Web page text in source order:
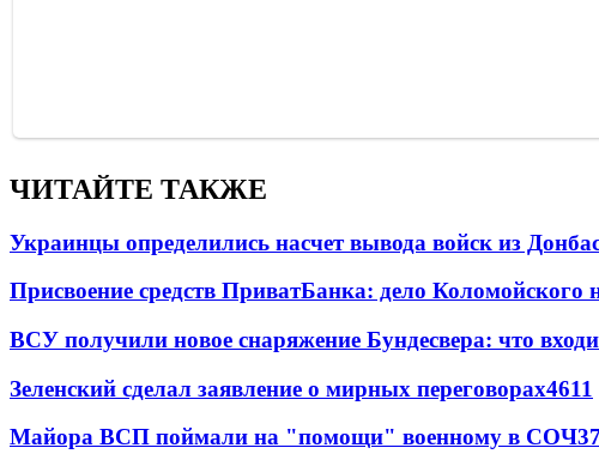
ЧИТАЙТЕ ТАКЖЕ
Украинцы определились насчет вывода войск из
Присвоение средств ПриватБанка: дело Коломойского
ВСУ получили новое снаряжение Бундесвера: что
Зеленский сделал заявление о мирных переговорах4611
Майора ВСП поймали на "помощи" военному в СОЧ